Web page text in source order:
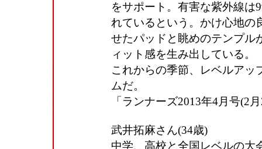
をサポート。有害な紫外線は
れているという。かけ心地の
せたパッドと眺めのテンプル
ィット感を生み出している。
これからの季節、レベルアッ
ムだ。
「ランナーズ2013年4月号(2
武井拓麻さん(34歳)
中学、高校と全国レベルの大